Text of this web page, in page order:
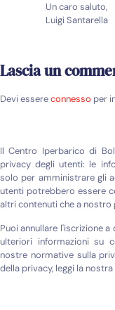
Un caro saluto,
Luigi Santarella
Lascia un
Devi essereconnesso per
Il Centro Iperbarico di
privacy degli utenti: le
solo per amministrare gli
utenti potrebbero essere
altri contenuti che a
Puoi annullare l'iscrizione
ulteriori informazioni su
nostre normative sulla
della privacy, leggi la nostra